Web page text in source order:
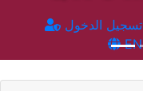
تسجيل الدخول
EN